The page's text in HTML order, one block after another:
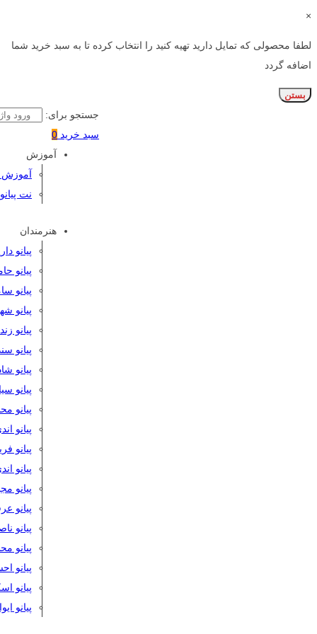
×
لطفا محصولی که تمایل دارید تهیه کنید را انتخاب کرده تا به سبد خرید شما
اضافه گردد
بستن
جستجو برای:
سبد خرید 0
آموزش
آموزش
نت پیانو
هنرمندان
پیانو
پیانو
پیانو
پیانو
پیانو
پیانو
پیانو
پیانو
پیانو
پیانو
پیانو
پیانو
پیانو
پیانو
پیانو
پیانو
پیانو
پیانو
پیانو